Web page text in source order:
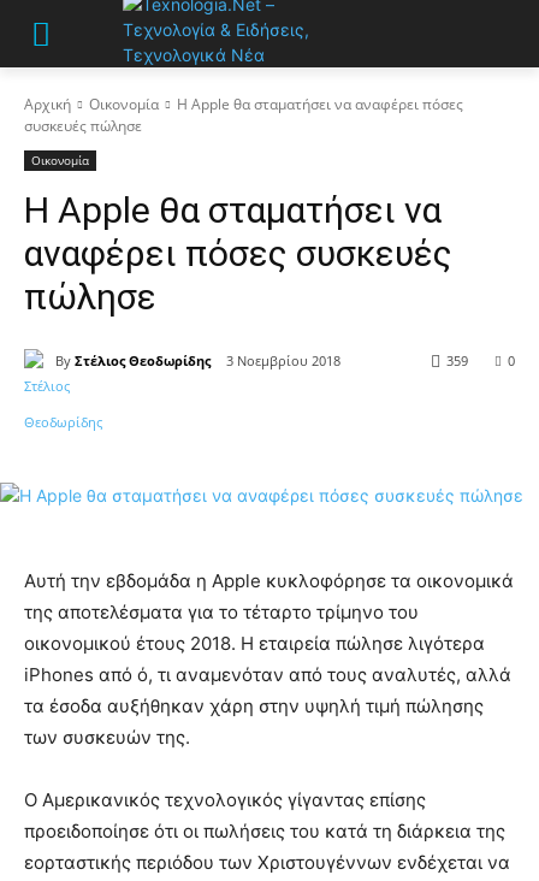
Αρχική Οικονομία
Η Apple θα σταματήσει να αναφέρει πόσες
συσκευές πώλησε
Οικονομία
Η Apple θα σταματήσει να
αναφέρει πόσες συσκευές
πώλησε
By Στέλιος Θεοδωρίδης 3 Νοεμβρίου 2018 0
359
Αυτή την εβδομάδα η Apple κυκλοφόρησε τα οικονομικά
της αποτελέσματα για το τέταρτο τρίμηνο του
οικονομικού έτους 2018. Η εταιρεία πώλησε λιγότερα
iPhones από ό, τι αναμενόταν από τους αναλυτές, αλλά
τα έσοδα αυξήθηκαν χάρη στην υψηλή τιμή πώλησης
των συσκευών της.
Ο Αμερικανικός τεχνολογικός γίγαντας επίσης
προειδοποίησε ότι οι πωλήσεις του κατά τη διάρκεια της
εορταστικής περιόδου των Χριστουγέννων ενδέχεται να